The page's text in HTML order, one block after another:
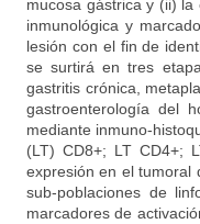
mucosa gástrica y (ii)
inmunológica y
lesión con el fin de
se surtirá en tres
gastritis crónica,
gastroenterología del
mediante inmuno-
(LT) CD8+; LT CD4+;
expresión en el tumoral
sub-poblaciones de
marcadores de